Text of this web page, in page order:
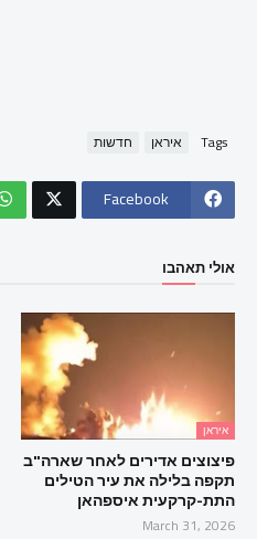
Tags איראן חדשות
Facebook
אולי תאהבו
איראן
פיצוצים אדירים לאחר שארה"ב
תקפה בלילה את עיר הטילים
התת-קרקעית איספהאן
March 31, 2026